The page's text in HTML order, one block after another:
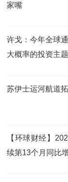
家嘴
许戈：今年全球
大概率的投资主题
苏伊士运河航道
【环球财经】
续第13个月同比